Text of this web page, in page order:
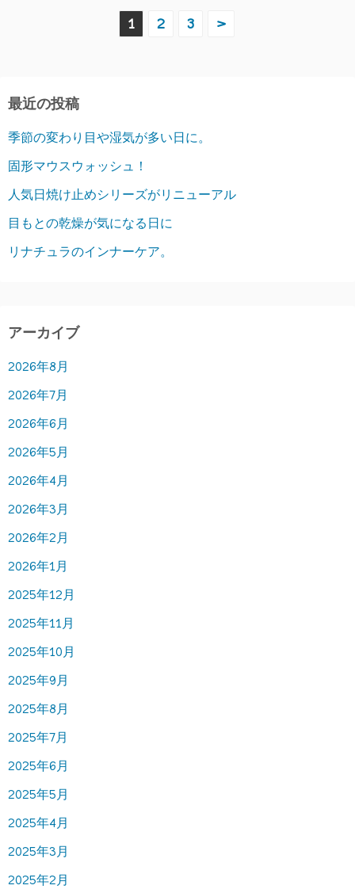
ペ
ー
ジ
り
1 2 3 >
最近の投稿
季節の変わり目や湿気が多い日に。
固形マウスウォッシュ！
人気日焼け止めシリーズがリニューアル
目もとの乾燥が気になる日に
リナチュラのインナーケア。
アーカイブ
2026年8月
2026年7月
2026年6月
2026年5月
2026年4月
2026年3月
2026年2月
2026年1月
2025年12月
2025年11月
2025年10月
2025年9月
2025年8月
2025年7月
2025年6月
2025年5月
2025年4月
2025年3月
2025年2月